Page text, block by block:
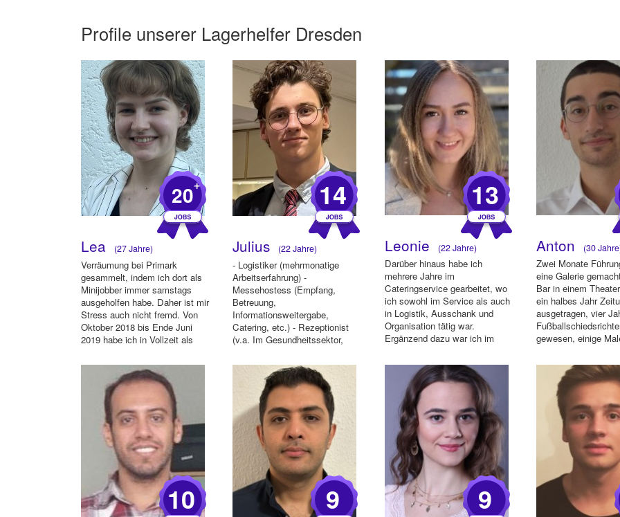
Profile unserer Lagerhelfer Dresden
20+
Lea (27 Jahre)
Verräumung bei Primark
gesammelt, indem ich dort als
Minijobber immer samstags
ausgeholfen habe. Daher ist mir
Stress auch nicht fremd. Von
Oktober 2018 bis Ende Juni
2019 habe ich in Vollzeit als
14
Julius (22 Jahre)
- Logistiker (mehrmonatige
Arbeitserfahrung) -
Messehostess (Empfang,
Betreuung,
Informationsweitergabe,
Catering, etc.) - Rezeptionist
(v.a. Im Gesundheitssektor,
(In ...
13
Leonie (22 Jahre)
Darüber hinaus habe ich
mehrere Jahre im
Cateringservice gearbeitet, wo
ich sowohl im Service als auch
in Logistik, Ausschank und
Organisation tätig war.
Ergänzend dazu war ich im
Anton (30
Zwei Monate
eine Galerie
Bar in einem
ein halbes Jahr
ausgetragen, vier
gewesen, einige
10 9 9